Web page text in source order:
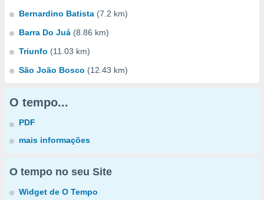
Bernardino Batista (7.2 km)
Barra Do Juá (8.86 km)
Triunfo (11.03 km)
São João Bosco (12.43 km)
O tempo...
PDF
mais informações
O tempo no seu Site
Widget de O Tempo